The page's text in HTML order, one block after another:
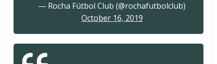
— Rocha Fútbol Club (@rochafutbolclub)
October 16, 2019